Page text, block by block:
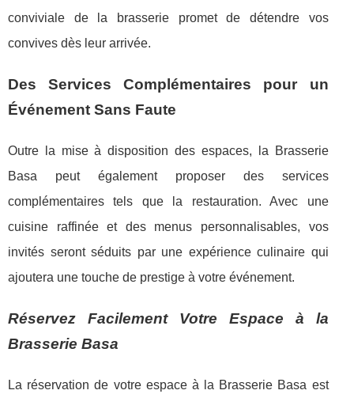
conviviale de la brasserie promet de détendre vos
convives dès leur arrivée.
Des Services Complémentaires pour un
Événement Sans Faute
Outre la mise à disposition des espaces, la Brasserie
Basa peut également proposer des services
complémentaires tels que la restauration. Avec une
cuisine raffinée et des menus personnalisables, vos
invités seront séduits par une expérience culinaire qui
ajoutera une touche de prestige à votre événement.
Réservez Facilement Votre Espace à la
Brasserie Basa
La réservation de votre espace à la Brasserie Basa est